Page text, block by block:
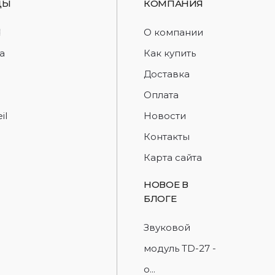
КОМПАНИЯ
О компании
Как купить
Доставка
Оплата
Новости
Контакты
Карта сайта
НОВОЕ В
БЛОГЕ
Звуковой
модуль TD-27 -
о...